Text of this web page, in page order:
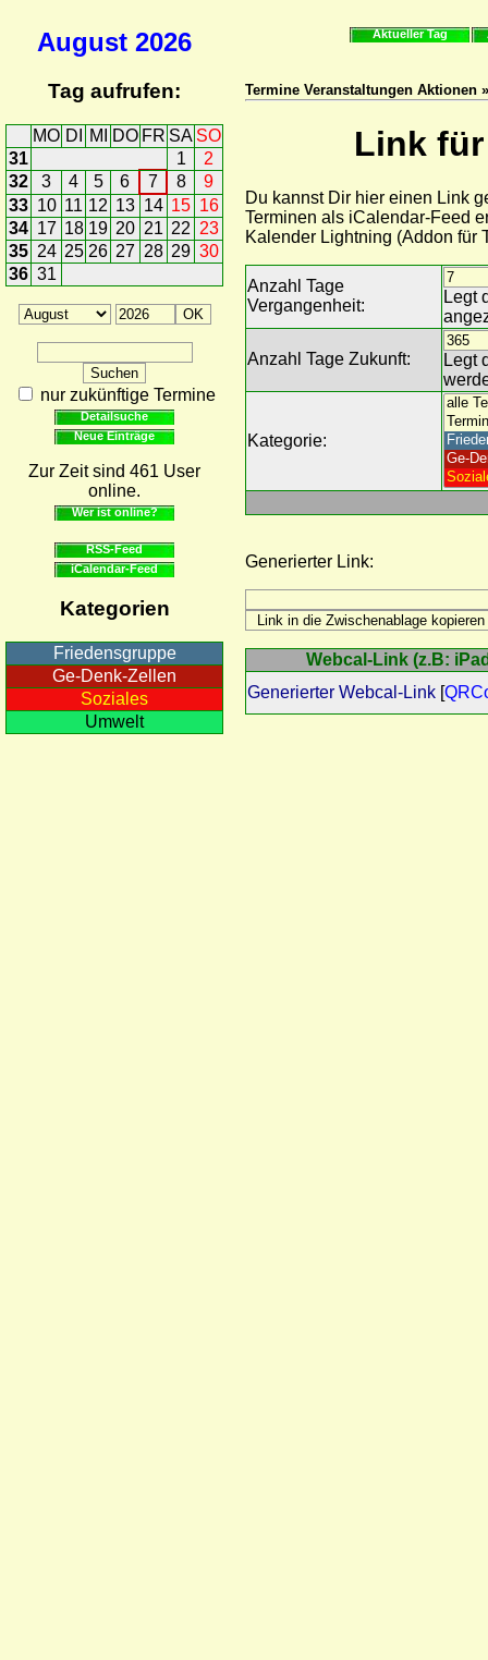
August 2026
Tag aufrufen:
MO DI MI DO FR SA SO
31
1
2
32
3 4 5 6 7 8
9
33 10 11 12 13 14 15 16
34 17 18 19 20 21 22 23
35 24 25 26 27 28 29 30
36 31
nur zukünftige Termine
Detailsuche
Neue Einträge
Zur Zeit sind 461 User
online.
Wer ist online?
RSS-Feed
iCalendar-Feed
Kategorien
Friedensgruppe
Ge-Denk-Zellen
Soziales
Umwelt
Aktueller Tag
Termine Veranstaltungen Aktionen
Link
Du kannst Dir hier einen Link
Terminen als iCalendar-Feed
Kalender Lightning (Addon für
Anzahl Tage
Vergangenheit:
Legt
Anzahl Tage Zukunft:
Legt
Kategorie:
Generierter Link:
Webcal-Link (z.B:
Generierter Webcal-Link [